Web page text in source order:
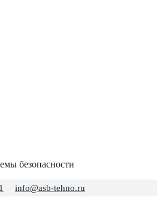
безопасности
info@asb-tehno.ru